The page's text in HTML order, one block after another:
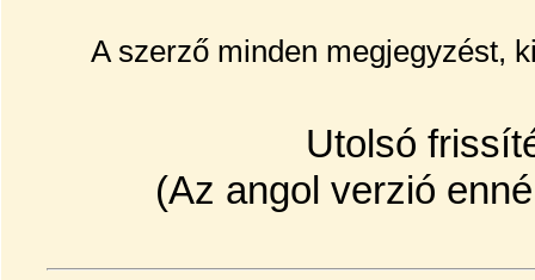
A szerző minden megjegyzést,
Utolsó
(Az angol verzió